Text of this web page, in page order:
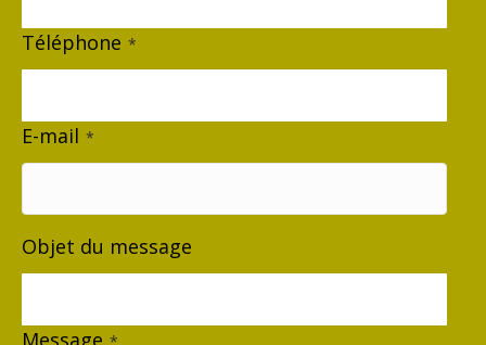
Téléphone *
E-mail *
Objet du message